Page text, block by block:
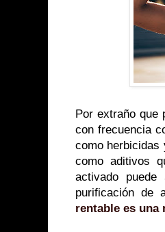
Por extraño que
con frecuencia
como herbicidas
como aditivos
activado
purificación de
rentable es una